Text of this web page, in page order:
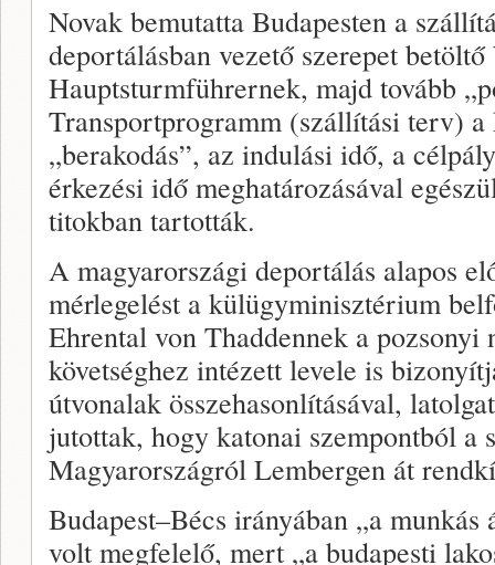
Novak bemutatta Budapesten a
deportálásban vezető szerepet
Hauptsturmführernek, majd tovább
Transportprogramm (szállítási terv)
„berakodás”, az indulási idő, a
érkezési idő meghatározásával
titokban tartották.
A magyarországi deportálás alapos
mérlegelést a külügyminisztérium
Ehrental von Thaddennek a pozsonyi
követséghez intézett levele is
útvonalak összehasonlításával,
jutottak, hogy katonai szempontból a
Magyarországról Lembergen át
Budapest–Bécs irányában „a munkás
volt megfelelő, mert „a budapesti